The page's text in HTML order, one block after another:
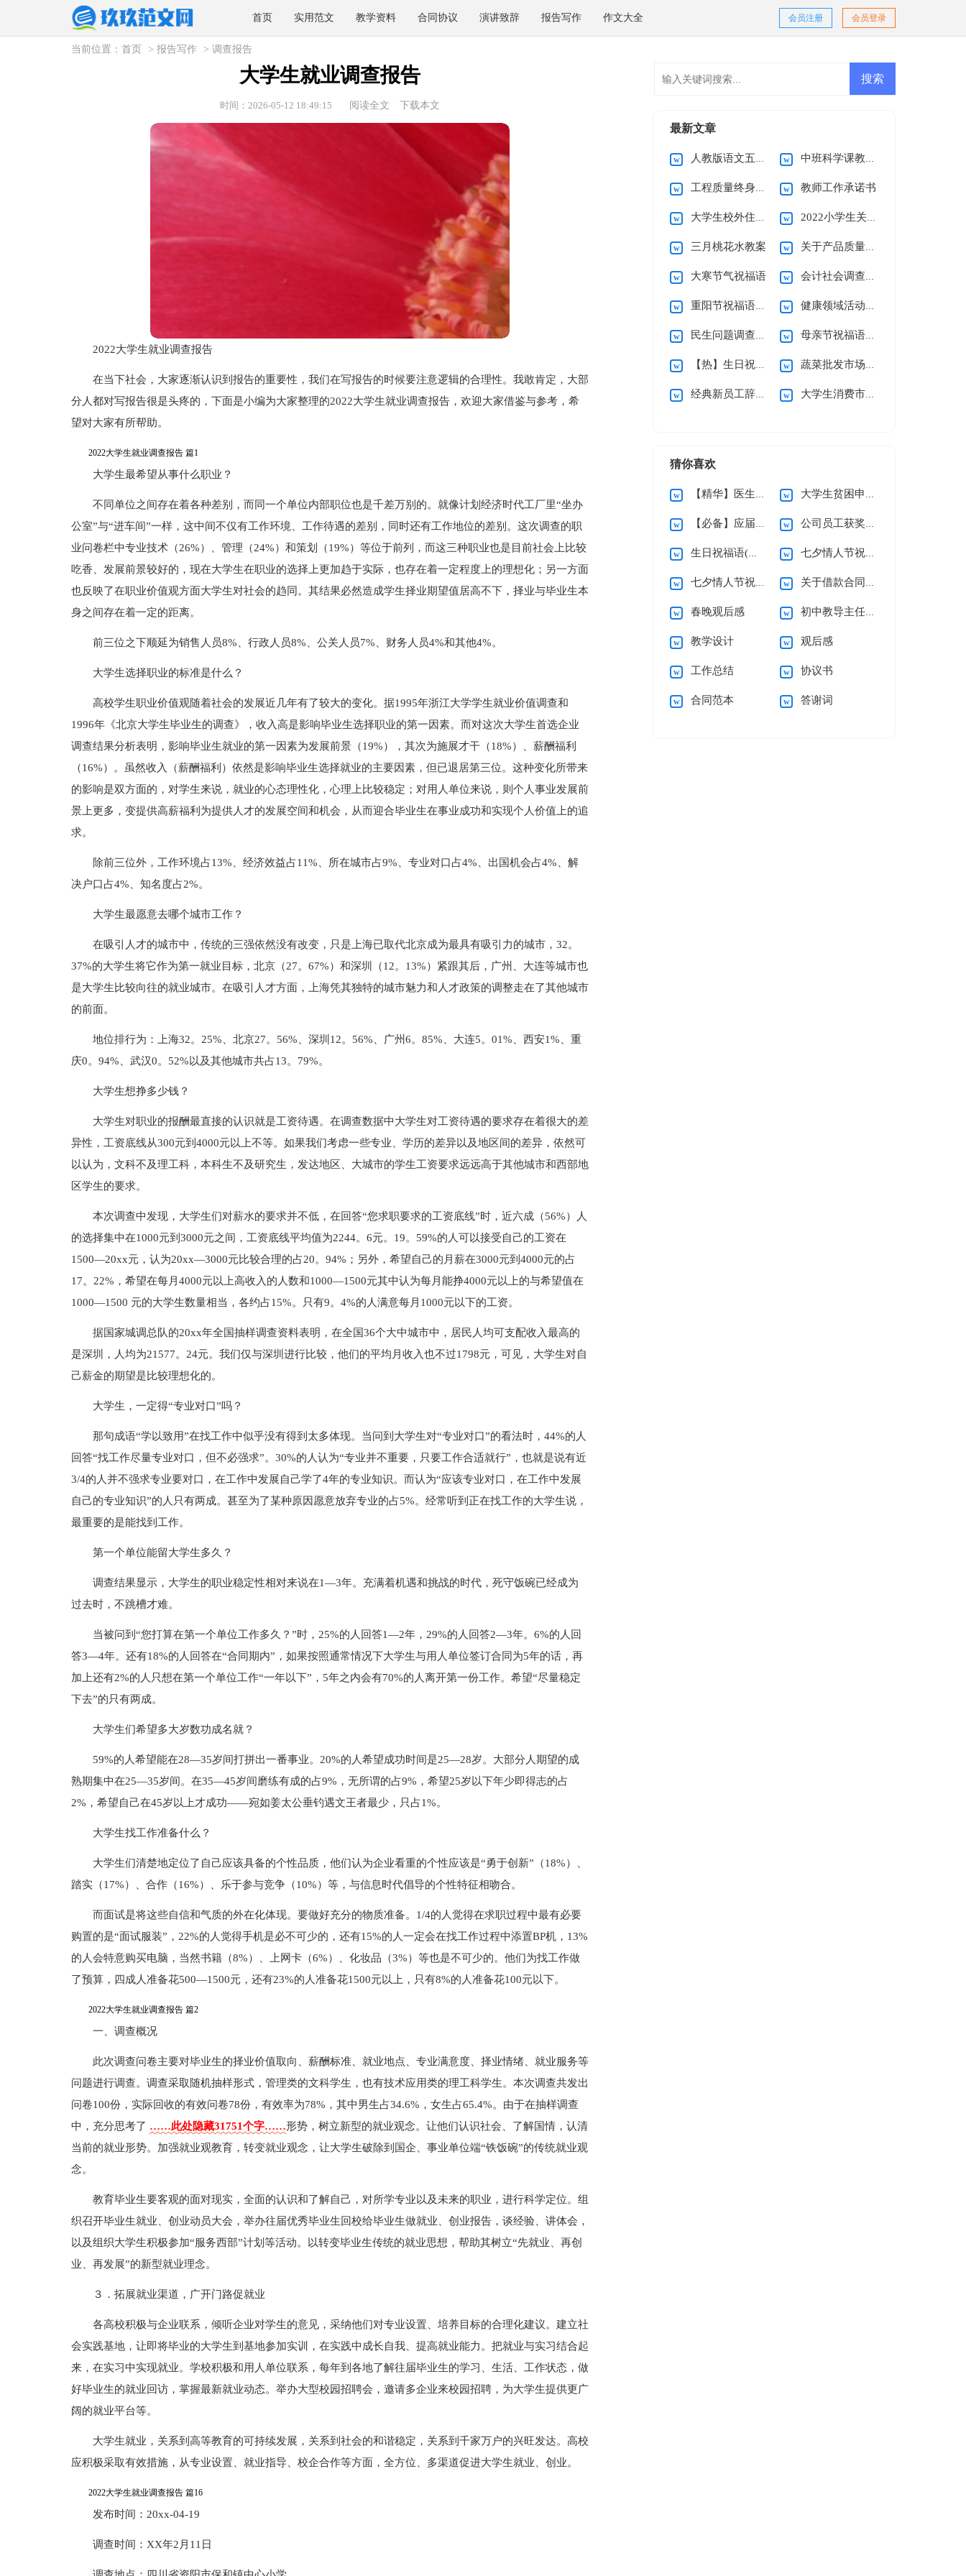
首页 实用范文 教学资料 合同协议 演讲致辞 报告写作 作文大全 会员登录
会员注册
当前位置： 首页 > 报告写作 > 调查报告
大学生就业调查报告
时间：2026-05-12 18:49:15 阅读全文 下载本文
2022大学生就业调查报告
在当下社会，大家逐渐认识到报告的重要性，我们在写报告的时候要注意逻辑的合理性。我敢肯定，大部
分人都对写报告很是头疼的，下面是小编为大家整理的2022大学生就业调查报告，欢迎大家借鉴与参考，希
望对大家有所帮助。
2022大学生就业调查报告 篇1
大学生最希望从事什么职业？
不同单位之间存在着各种差别，而同一个单位内部职位也是千差万别的。就像计划经济时代工厂里“坐办
公室”与“进车间”一样，这中间不仅有工作环境、工作待遇的差别，同时还有工作地位的差别。这次调查的职
业问卷栏中专业技术（26%）、管理（24%）和策划（19%）等位于前列，而这三种职业也是目前社会上比较
吃香、发展前景较好的，现在大学生在职业的选择上更加趋于实际，也存在着一定程度上的理想化；另一方面
也反映了在职业价值观方面大学生对社会的趋同。其结果必然造成学生择业期望值居高不下，择业与毕业生本
身之间存在着一定的距离。
前三位之下顺延为销售人员8%、行政人员8%、公关人员7%、财务人员4%和其他4%。
大学生选择职业的标准是什么？
高校学生职业价值观随着社会的发展近几年有了较大的变化。据1995年浙江大学学生就业价值调查和
1996年《北京大学生毕业生的调查》，收入高是影响毕业生选择职业的第一因素。而对这次大学生首选企业
调查结果分析表明，影响毕业生就业的第一因素为发展前景（19%），其次为施展才干（18%）、薪酬福利
（16%）。虽然收入（薪酬福利）依然是影响毕业生选择就业的主要因素，但已退居第三位。这种变化所带来
的影响是双方面的，对学生来说，就业的心态理性化，心理上比较稳定；对用人单位来说，则个人事业发展前
景上更多，变提供高薪福利为提供人才的发展空间和机会，从而迎合毕业生在事业成功和实现个人价值上的追
求。
除前三位外，工作环境占13%、经济效益占11%、所在城市占9%、专业对口占4%、出国机会占4%、解
决户口占4%、知名度占2%。
大学生最愿意去哪个城市工作？
在吸引人才的城市中，传统的三强依然没有改变，只是上海已取代北京成为最具有吸引力的城市，32。
37%的大学生将它作为第一就业目标，北京（27。67%）和深圳（12。13%）紧跟其后，广州、大连等城市也
是大学生比较向往的就业城市。在吸引人才方面，上海凭其独特的城市魅力和人才政策的调整走在了其他城市
的前面。
地位排行为：上海32。25%、北京27。56%、深圳12。56%、广州6。85%、大连5。01%、西安1%、重
庆0。94%、武汉0。52%以及其他城市共占13。79%。
大学生想挣多少钱？
大学生对职业的报酬最直接的认识就是工资待遇。在调查数据中大学生对工资待遇的要求存在着很大的差
异性，工资底线从300元到4000元以上不等。如果我们考虑一些专业、学历的差异以及地区间的差异，依然可
以认为，文科不及理工科，本科生不及研究生，发达地区、大城市的学生工资要求远远高于其他城市和西部地
区学生的要求。
本次调查中发现，大学生们对薪水的要求并不低，在回答“您求职要求的工资底线”时，近六成（56%）人
的选择集中在1000元到3000元之间，工资底线平均值为2244。6元。19。59%的人可以接受自己的工资在
1500—20xx元，认为20xx—3000元比较合理的占20。94%；另外，希望自己的月薪在3000元到4000元的占
17。22%，希望在每月4000元以上高收入的人数和1000—1500元其中认为每月能挣4000元以上的与希望值在
1000—1500 元的大学生数量相当，各约占15%。只有9。4%的人满意每月1000元以下的工资。
据国家城调总队的20xx年全国抽样调查资料表明，在全国36个大中城市中，居民人均可支配收入最高的
是深圳，人均为21577。24元。我们仅与深圳进行比较，他们的平均月收入也不过1798元，可见，大学生对自
己薪金的期望是比较理想化的。
大学生，一定得“专业对口”吗？
那句成语“学以致用”在找工作中似乎没有得到太多体现。当问到大学生对“专业对口”的看法时，44%的人
回答“找工作尽量专业对口，但不必强求”。30%的人认为“专业并不重要，只要工作合适就行”，也就是说有近
3/4的人并不强求专业要对口，在工作中发展自己学了4年的专业知识。而认为“应该专业对口，在工作中发展
自己的专业知识”的人只有两成。甚至为了某种原因愿意放弃专业的占5%。经常听到正在找工作的大学生说，
最重要的是能找到工作。
第一个单位能留大学生多久？
调查结果显示，大学生的职业稳定性相对来说在1—3年。充满着机遇和挑战的时代，死守饭碗已经成为
过去时，不跳槽才难。
当被问到“您打算在第一个单位工作多久？”时，25%的人回答1—2年，29%的人回答2—3年。6%的人回
答3—4年。还有18%的人回答在“合同期内”，如果按照通常情况下大学生与用人单位签订合同为5年的话，再
加上还有2%的人只想在第一个单位工作“一年以下”，5年之内会有70%的人离开第一份工作。希望“尽量稳定
下去”的只有两成。
大学生们希望多大岁数功成名就？
59%的人希望能在28—35岁间打拼出一番事业。20%的人希望成功时间是25—28岁。大部分人期望的成
熟期集中在25—35岁间。在35—45岁间磨练有成的占9%，无所谓的占9%，希望25岁以下年少即得志的占
2%，希望自己在45岁以上才成功——宛如姜太公垂钓遇文王者最少，只占1%。
大学生找工作准备什么？
大学生们清楚地定位了自己应该具备的个性品质，他们认为企业看重的个性应该是“勇于创新”（18%）、
踏实（17%）、合作（16%）、乐于参与竞争（10%）等，与信息时代倡导的个性特征相吻合。
而面试是将这些自信和气质的外在化体现。要做好充分的物质准备。1/4的人觉得在求职过程中最有必要
购置的是“面试服装”，22%的人觉得手机是必不可少的，还有15%的人一定会在找工作过程中添置BP机，13%
的人会特意购买电脑，当然书籍（8%）、上网卡（6%）、化妆品（3%）等也是不可少的。他们为找工作做
了预算，四成人准备花500—1500元，还有23%的人准备花1500元以上，只有8%的人准备花100元以下。
2022大学生就业调查报告 篇2
一、调查概况
此次调查问卷主要对毕业生的择业价值取向、薪酬标准、就业地点、专业满意度、择业情绪、就业服务等
问题进行调查。调查采取随机抽样形式，管理类的文科学生，也有技术应用类的理工科学生。本次调查共发出
问卷100份，实际回收的有效问卷78份，有效率为78%，其中男生占34.6%，女生占65.4%。由于在抽样调查
中，充分思考了 ……此处隐藏31751个字……形势，树立新型的就业观念。让他们认识社会、了解国情，认清
当前的就业形势。加强就业观教育，转变就业观念，让大学生破除到国企、事业单位端“铁饭碗”的传统就业观
念。
教育毕业生要客观的面对现实，全面的认识和了解自己，对所学专业以及未来的职业，进行科学定位。组
织召开毕业生就业、创业动员大会，举办往届优秀毕业生回校给毕业生做就业、创业报告，谈经验、讲体会，
以及组织大学生积极参加“服务西部”计划等活动。以转变毕业生传统的就业思想，帮助其树立“先就业、再创
业、再发展”的新型就业理念。
３．拓展就业渠道，广开门路促就业
各高校积极与企业联系，倾听企业对学生的意见，采纳他们对专业设置、培养目标的合理化建议。建立社
会实践基地，让即将毕业的大学生到基地参加实训，在实践中成长自我、提高就业能力。把就业与实习结合起
来，在实习中实现就业。学校积极和用人单位联系，每年到各地了解往届毕业生的学习、生活、工作状态，做
好毕业生的就业回访，掌握最新就业动态。举办大型校园招聘会，邀请多企业来校园招聘，为大学生提供更广
阔的就业平台等。
大学生就业，关系到高等教育的可持续发展，关系到社会的和谐稳定，关系到千家万户的兴旺发达。高校
应积极采取有效措施，从专业设置、就业指导、校企合作等方面，全方位、多渠道促进大学生就业、创业。
2022大学生就业调查报告 篇16
发布时间：20xx-04-19
调查时间：XX年2月11日
最新文章
人教版语文五年级第一单元教案 中班科学课教案昆虫的家
工程质量终身责任承诺书范文集锦八篇 教师工作承诺书
大学生校外住宿承诺书 2022小学生关于街头错别字调查报告
三月桃花水教案 关于产品质量承诺书模板锦集5篇
大寒节气祝福语 会计社会调查报告15篇
重阳节祝福语集合15篇 健康领域活动教案
民生问题调查报告 母亲节祝福语(集合15篇)
【热】生日祝福语 蔬菜批发市场调查报告
经典新员工辞职信 大学生消费市场调查报告
猜你喜欢
【精华】医生的辞职报告三篇 大学生贫困申请书(精选15篇)
【必备】应届生求职信四篇 公司员工获奖感言
生日祝福语(精选15篇) 七夕情人节祝福语汇编15篇
七夕情人节祝福语汇编15篇 关于借款合同合集15篇
春晚观后感 初中教导主任个人述职报告
教学设计 观后感
工作总结 协议书
合同范本 答谢词